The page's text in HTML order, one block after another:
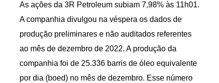
As ações da 3R Petroleum subiam 7,98% às 11h01.
A companhia divulgou na véspera os dados de
produção preliminares e não auditados referentes
ao mês de dezembro de 2022. A produção da
companhia foi de 25.336 barris de óleo equivalente
por dia (boed) no mês de dezembro. Esse número